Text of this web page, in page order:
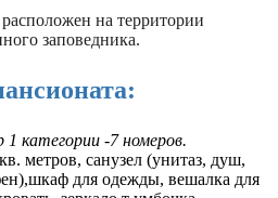
на территории
заповедника.
1 категории -7 номеров.
метров, санузел (унитаз, душ,
для одежды, вешалка для